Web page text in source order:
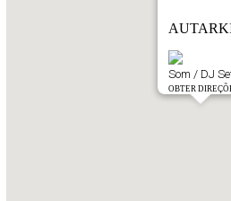
Som / DJ
OBTER